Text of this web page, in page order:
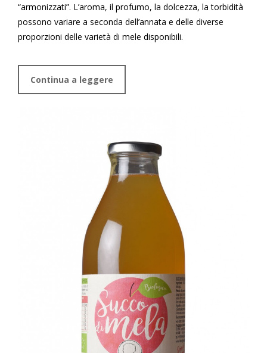
“armonizzati”. L’aroma, il profumo, la dolcezza, la torbidità
possono variare a seconda dell’annata e delle diverse
proporzioni delle varietà di mele disponibili.
Continua a leggere